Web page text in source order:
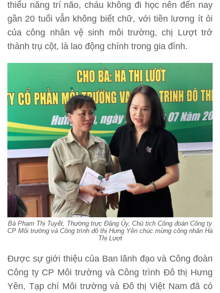
thiểu năng trí não, cháu không đi học nên đến nay
gần 20 tuổi vẫn không biết chữ, với tiền lương ít ỏi
của công nhân vệ sinh môi trường, chị Lượt trở
thành trụ cột, là lao động chính trong gia đình.
Bà Phạm Thị Tuyết, Thường trực Đảng Ủy, Chủ tịch Công đoàn Công ty
CP Môi trường và Công trình đô thị Hưng Yên chúc mừng công nhân Hà
Thị Lượt
Được sự giới thiệu của Ban lãnh đạo và Công đoàn
Công ty CP Môi trường và Công trình Đô thị Hưng
Yên, Tạp chí Môi trường và Đô thị Việt Nam đã có